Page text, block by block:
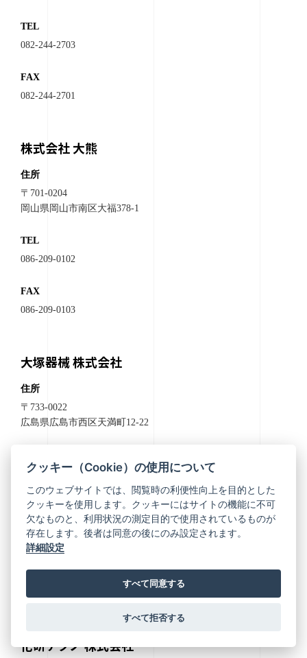
TEL
082-244-2703
FAX
082-244-2701
株式会社 大熊
住所
〒701-0204
岡山県岡山市南区大福378-1
TEL
086-209-0102
FAX
086-209-0103
大塚器械 株式会社
住所
〒733-0022
広島県広島市西区天満町12-22
082-293-3737
FAX
082-292-6146
四国地方
化研テクノ 株式会社
クッキー（Cookie）の使用について
このウェブサイトでは、閲覧時の利便性向上を目的とした
クッキーを使用します。クッキーにはサイトの機能に不可
欠なものと、利用状況の測定目的で使用されているものが
存在します。後者は同意の後にのみ設定されます。
詳細設定
すべて同意する
すべて拒否する